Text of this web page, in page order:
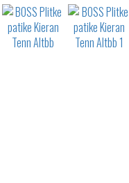
waterrepellent